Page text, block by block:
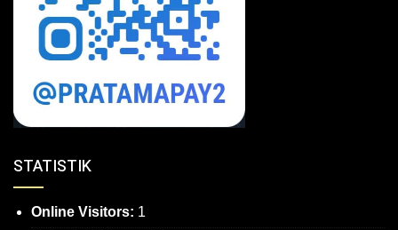
STATISTIK
Online Visitors: 1